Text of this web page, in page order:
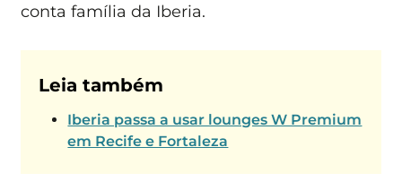
conta família da Iberia.
Leia também
Iberia passa a usar lounges W Premium
em Recife e Fortaleza